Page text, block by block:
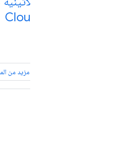
Cloud
مزيد من